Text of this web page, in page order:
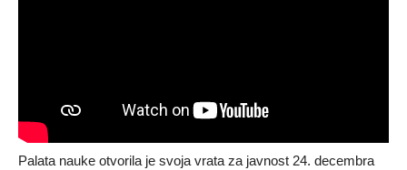
Palata nauke otvorila je svoja vrata za javnost 24. decembra